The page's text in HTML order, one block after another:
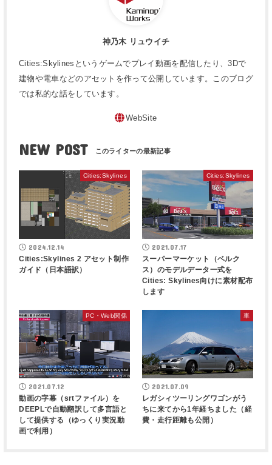
神乃木 リュウイチ
Cities:Skylinesというゲームでプレイ動画を配信したり、3Dで
建物や電車などのアセットを作って公開しています。このブログ
では私的な話をしています。
WebSite
NEW POST
Cities:Skylines
2024.12.14
Cities:Skylines 2 アセット制作
ガイド（日本語訳）
Cities:Skylines
2021.07.17
スーパーマーケット（ベルク
ス）のモデルデータ一式を
Cities: Skylines向けに素材配布
します
PC・Web関係
2021.07.12
動画の字幕（srtファイル）を
DEEPLで自動翻訳して多言語と
して提供する（ゆっくり実況動
画で利用）
車
2021.07.09
レガシィツーリングワゴンがう
ちに来てから1年経ちました（経
費・走行距離も公開）